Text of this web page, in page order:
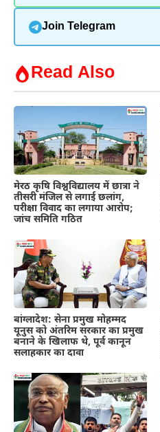
Join Telegram
Read Also
मेरठ कृषि विश्वविद्यालय में छात्रा ने
तीसरी मंजिल से लगाई छलांग,
परीक्षा विवाद का लगाया आरोप;
जांच समिति गठित
बांग्लादेश: सेना प्रमुख मोहम्मद
यूनुस को अंतरिम सरकार का प्रमुख
बनाने के खिलाफ थे, पूर्व कानून
सलाहकार का दावा